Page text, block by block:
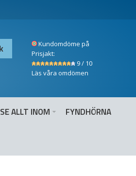
Kundomdöme på
Prisjakt:
9 / 10
Läs våra omdömen
SE ALLT INOM FYNDHÖRNA